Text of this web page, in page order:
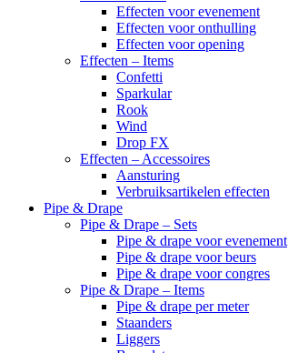
Effecten voor evenement
Effecten voor onthulling
Effecten voor opening
Effecten – Items
Confetti
Sparkular
Rook
Wind
Drop FX
Effecten – Accessoires
Aansturing
Verbruiksartikelen effecten
Pipe & Drape
Pipe & Drape – Sets
Pipe & drape voor evenement
Pipe & drape voor beurs
Pipe & drape voor congres
Pipe & Drape – Items
Pipe & drape per meter
Staanders
Liggers